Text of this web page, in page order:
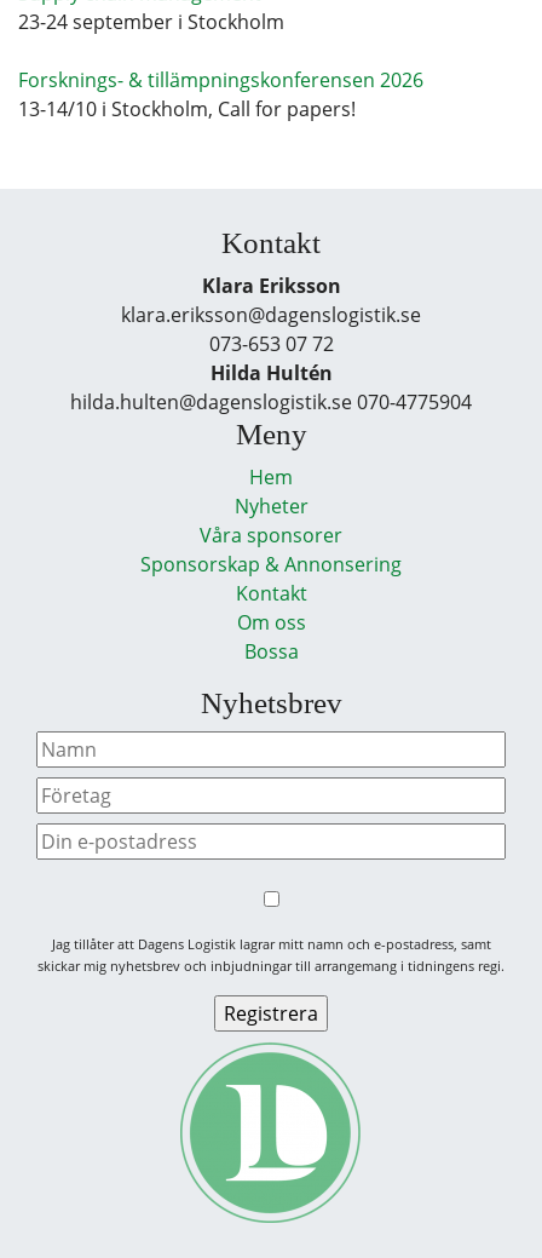
23-24 september i Stockholm
Forsknings- & tillämpningskonferensen 2026
13-14/10 i Stockholm, Call for papers!
Kontakt
Klara Eriksson
klara.eriksson@dagenslogistik.se
073-653 07 72
Hilda Hultén
hilda.hulten@dagenslogistik.se 070-4775904
Meny
Hem
Nyheter
Våra sponsorer
Sponsorskap & Annonsering
Kontakt
Om oss
Bossa
Nyhetsbrev
Jag tillåter att Dagens Logistik lagrar mitt namn och e-postadress, samt
skickar mig nyhetsbrev och inbjudningar till arrangemang i tidningens regi.